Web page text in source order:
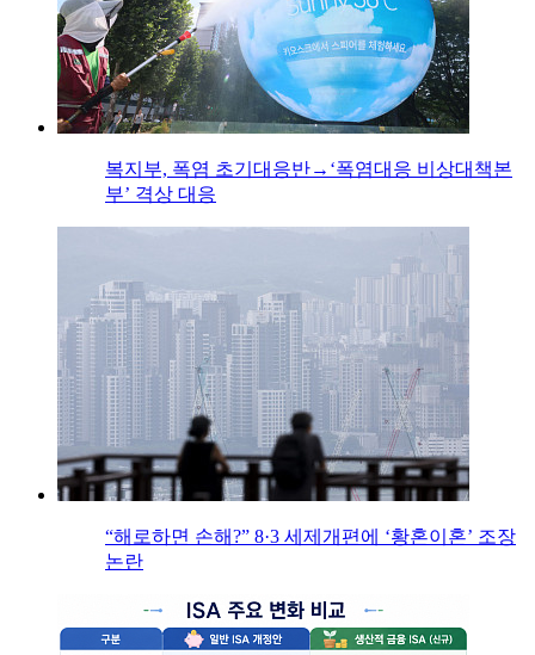
복지부, 폭염 초기대응반→‘폭염대응 비상대책본
부’ 격상 대응
“해로하면 손해?” 8·3 세제개편에 ‘황혼이혼’ 조장
논란